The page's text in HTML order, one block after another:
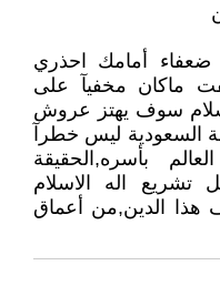
ضعفاء أمامك احذري
ماكان مخفيآ على
سوف يهتز عروش
السعودية ليس خطرآ
بأسره,الحقيقة
تشريع اله الاسلام
هذا الدين,من أعماق